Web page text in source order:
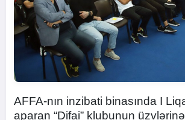
AFFA-nın inzibati binasında I
aparan “Difai” klubunun üzvlərinə